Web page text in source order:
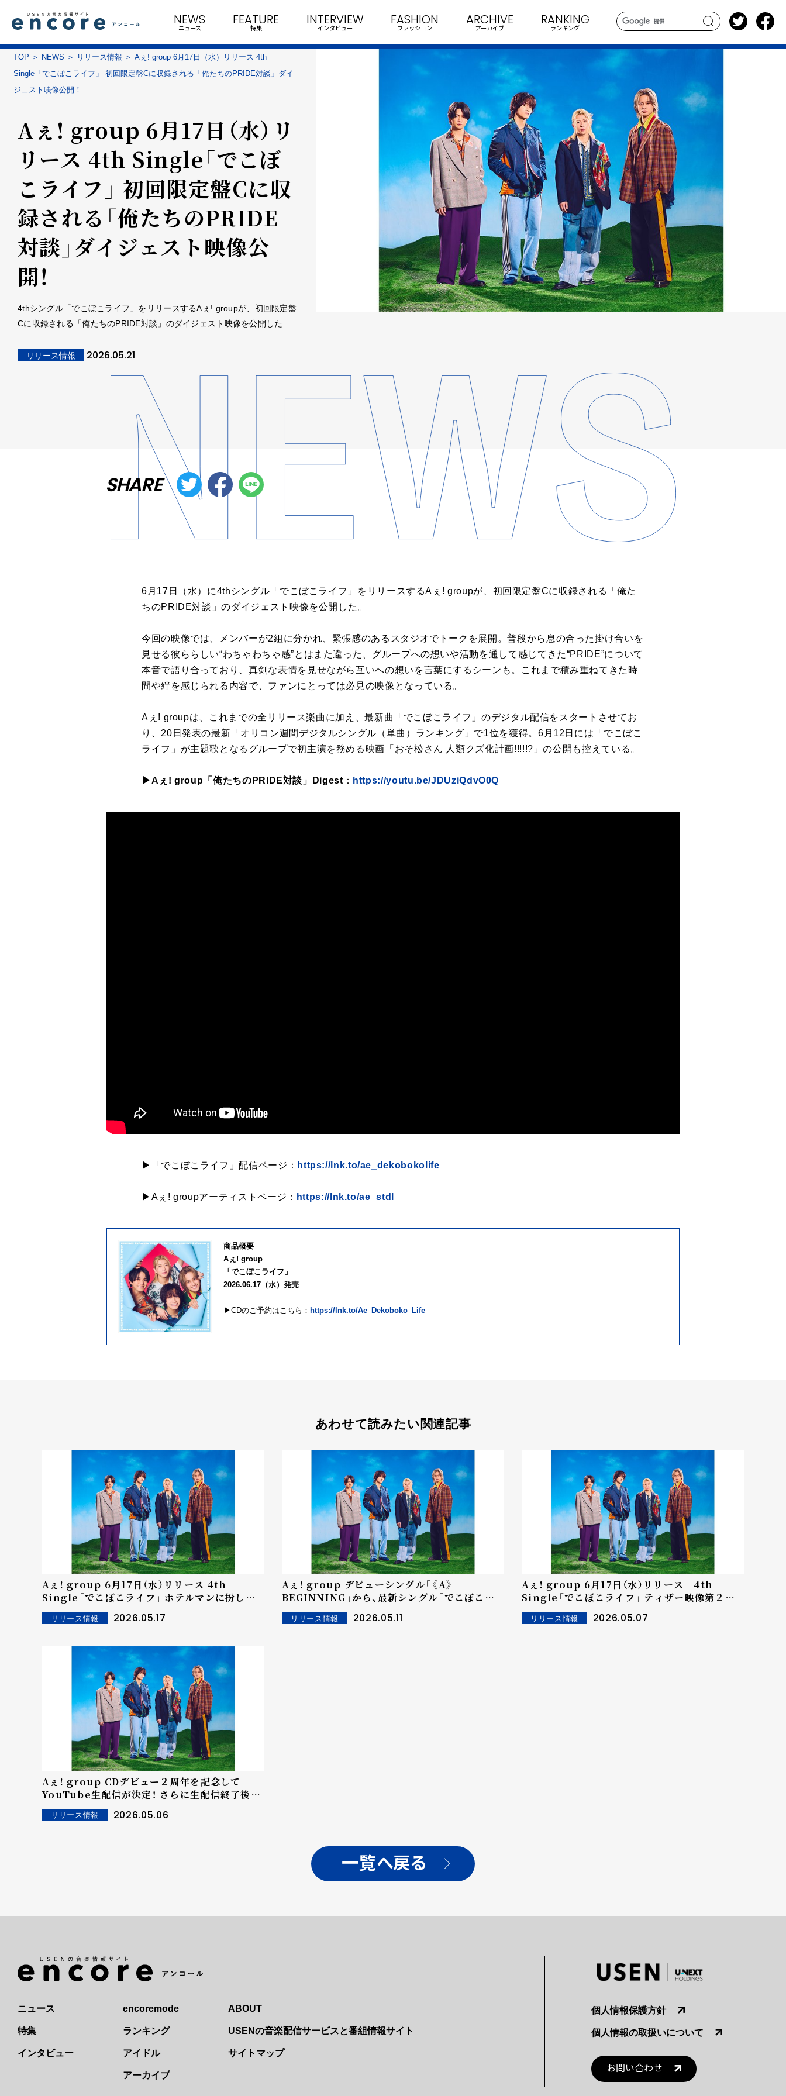
search
NEWS
ニュース
FEATURE
特集
INTERVIEW
インタビュー
FASHION
ファッション
ARCHIVE
アーカイブ
RANKING
ランキング
TOP NEWS リリース情報
Aぇ! group 6月17日（水）リリース 4th
Single「でこぼこライフ」 初回限定盤Cに収録される「俺たちのPRIDE対談」ダイ
ジェスト映像公開！
Aぇ! group 6月17日（水）リ
リース 4th Single「でこぼ
こライフ」 初回限定盤Cに収
録される「俺たちのPRIDE
対談」ダイジェスト映像公
開！
4thシングル「でこぼこライフ」をリリースするAぇ! groupが、初回限定盤
Cに収録される「俺たちのPRIDE対談」のダイジェスト映像を公開した
リリース情報 2026.05.21
SHARE
6月17日（水）に4thシングル「でこぼこライフ」をリリースするAぇ! groupが、初回限定盤Cに収録される「俺た
ちのPRIDE対談」のダイジェスト映像を公開した。
今回の映像では、メンバーが2組に分かれ、緊張感のあるスタジオでトークを展開。普段から息の合った掛け合いを
見せる彼ららしい“わちゃわちゃ感”とはまた違った、グループへの想いや活動を通して感じてきた“PRIDE”について
本音で語り合っており、真剣な表情を見せながら互いへの想いを言葉にするシーンも。これまで積み重ねてきた時
間や絆を感じられる内容で、ファンにとっては必見の映像となっている。
Aぇ! groupは、これまでの全リリース楽曲に加え、最新曲「でこぼこライフ」のデジタル配信をスタートさせてお
り、20日発表の最新「オリコン週間デジタルシングル（単曲）ランキング」で1位を獲得。6月12日には「でこぼこ
ライフ」が主題歌となるグループで初主演を務める映画「おそ松さん 人類クズ化計画!!!!!?」の公開も控えている。
▶︎Aぇ! group「俺たちのPRIDE対談」Digest ： https://youtu.be/JDUziQdvO0Q
▶「でこぼこライフ」配信ページ： https://lnk.to/ae_dekobokolife
▶Aぇ! groupアーティストページ： https://lnk.to/ae_stdl
商品概要
Aぇ! group
「でこぼこライフ」
2026.06.17（水）発売
▶︎CDのご予約はこちら： https://lnk.to/Ae_Dekoboko_Life
あわせて読みたい関連記事
Aぇ! group 6月17日（水）リリース 4th
Single「でこぼこライフ」 ホテルマンに扮した
メンバーがAぇ! HOTELで繰り広げるドタバタ
MVが完成！ さらに初回限定盤Aには、初の試みと
リリース情報 2026.05.17
Aぇ! group デビューシングル「《A》
BEGINNING」から、最新シングル「でこぼこラ
イフ」まで 全45曲がサブスク一挙解禁に！
リリース情報 2026.05.11
Aぇ! group 6月17日（水）リリース 4th
Single「でこぼこライフ」 ティザー映像第２弾
が公開!
リリース情報 2026.05.07
Aぇ! group CDデビュー２周年を記念して
YouTube生配信が決定！ さらに生配信終了後に
は4th Single「でこぼこライフ」MVプレミア公
開もリリース情報 2026.05.06
一覧へ戻る
ニュース
特集
インタビュー
encoremode
ランキング
アイドル
アーカイブ
ABOUT
USENの音楽配信サービスと番組情報サイト
サイトマップ
個人情報保護方針
個人情報の取扱いについて
お問い合わせ